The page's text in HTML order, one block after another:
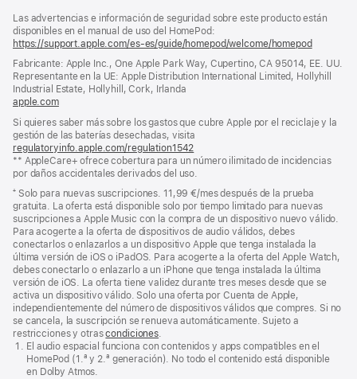
a
pie
de
página
al
pie
Las advertencias e información de seguridad sobre este producto están
disponibles en el manual de uso del HomePod:
https://support.apple.com/es-es/guide/homepod/welcome/homepod
en
una
Fabricante: Apple Inc., One Apple Park Way, Cupertino, CA 95014, EE. UU.
Representante en la UE: Apple Distribution International Limited, Hollyhill
Industrial Estate, Hollyhill, Cork, Irlanda
apple.com(se
en
una
ventana
nueva)
Si quieres saber más sobre los gastos que cubre Apple por el reciclaje y la
gestión de las baterías desechadas, visita
regulatoryinfo.apple.com/regulation1542
abre
en
ventana
nueva)
** AppleCare+ ofrece cobertura para un número ilimitado de incidencias
por daños accidentales derivados del uso.
⁺ Solo para nuevas suscripciones. 11,99 €/mes después de la prueba
gratuita. La oferta está disponible solo por tiempo limitado para nuevas
suscripciones a Apple Music con la compra de un dispositivo nuevo válido.
Para acogerte a la oferta de dispositivos de audio válidos, debes
conectarlos o enlazarlos a un dispositivo Apple que tenga instalada la
última versión de iOS o iPadOS. Para acogerte a la oferta del Apple Watch,
debes conectarlo o enlazarlo a un iPhone que tenga instalada la última
versión de iOS. La oferta tiene validez durante tres meses desde que se
activa un dispositivo válido. Solo una oferta por Cuenta de Apple,
independientemente del número de dispositivos válidos que compres. Si no
se cancela, la suscripción se renueva automáticamente. Sujeto a
restricciones y otrascondiciones.
El audio espacial funciona con contenidos y apps compatibles en el
HomePod (1.ª y 2.ª generación). No todo el contenido está disponible
en Dolby Atmos.